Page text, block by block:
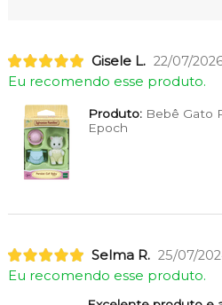
Gisele L. 22/07/
Eu recomendo esse produto.
Produto:Bebê Gato
Epoch
Selma R. 25/07/
Eu recomendo esse produto.